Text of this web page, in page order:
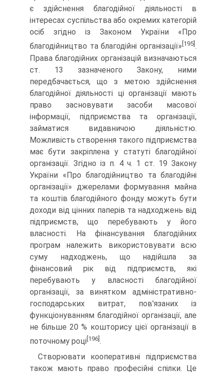
є здійснення благодійної діяльності в
інтересах суспільства або окремих категорій
осіб згідно із Законом України «Про
благодійництво та благодійні організації» [195] .
Права благодійних організацій визначаються
ст. 13 зазначеного Закону, ними
передбачається, що з метою здійснення
благодійної діяльності ці організації мають
право засновувати засоби масової
інформації, підприємства та ор­ганізації,
займатися видавничою діяльністю.
Можливість створення такого підприємства
має бути закріплена у статуті благодійної
організації. Згідно із п. 4 ч. 1 ст. 19 Закону
Укра­їни «Про благодійництво та благодійні
організації» джерелами формування майна
та коштів благодійного фонду можуть бути
доходи від цінних паперів та надходжень від
підпри­ємств, що перебувають у його
власності. На фінансування благодійних
програм належить використовувати всю
суму надходжень, що надійшла за
фінансовий рік від підпри­ємств, які
перебувають у власності благодійної
організації, за винятком адміністративно-
господарських витрат, пов'язаних із
функціонуванням благодійної організації, але
не більше 20 % кошторису цієї організації в
поточному році[196].
Створювати кооперативні підприємства
також мають право професійні спілки. Це